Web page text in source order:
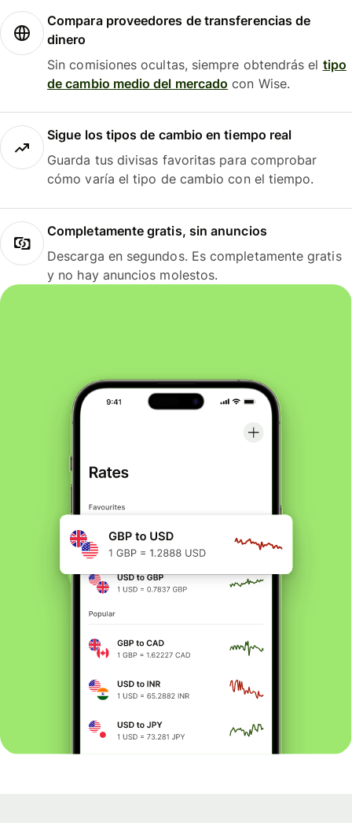
Compara proveedores de transferencias de
dinero
Sin comisiones ocultas, siempre obtendrás el tipo
de cambio medio del mercado con Wise.
Sigue los tipos de cambio en tiempo real
Guarda tus divisas favoritas para comprobar
cómo varía el tipo de cambio con el tiempo.
Completamente gratis, sin anuncios
Descarga en segundos. Es completamente gratis
y no hay anuncios molestos.